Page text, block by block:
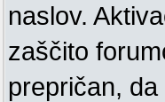
naslov.
zaščito
prepričan,